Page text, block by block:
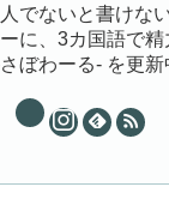
人でないと書けな
に、3カ国語で精
ぼわーる- を更新